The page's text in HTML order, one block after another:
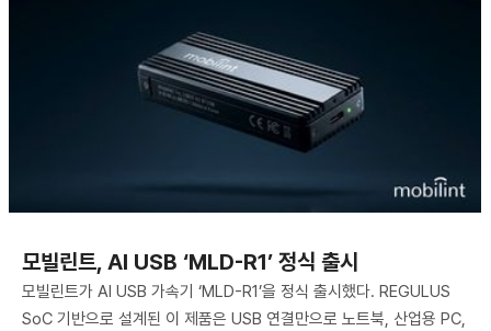
모빌린트, AI USB ‘MLD-R1’ 정식 출시
모빌린트가 AI USB 가속기 ‘MLD-R1’을 정식 출시했다. REGULUS
SoC 기반으로 설계된 이 제품은 USB 연결만으로 노트북, 산업용 PC,